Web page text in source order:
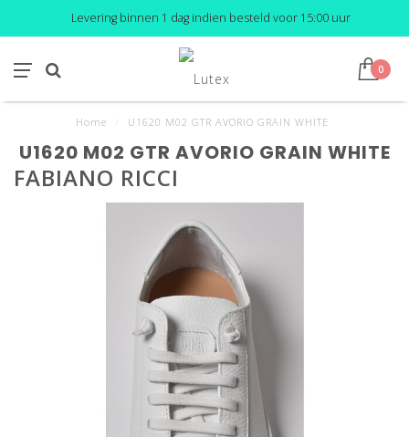
Levering binnen 1 dag indien besteld voor 15:00 uur
0
Home U1620 M02 GTR AVORIO GRAIN WHITE
U1620 M02 GTR AVORIO GRAIN WHITE
FABIANO RICCI